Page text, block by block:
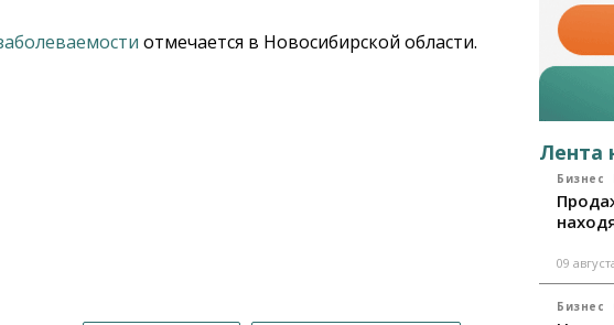
отмечается в Новосибирской области.
Лента
Бизнес
09
Бизнес